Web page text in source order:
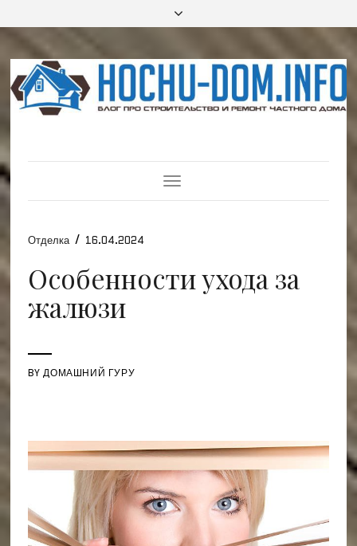
Toggle
Navigation
Отделка / 16.04.2024
Особенности ухода за
жалюзи
BYДОМАШНИЙ ГУРУ